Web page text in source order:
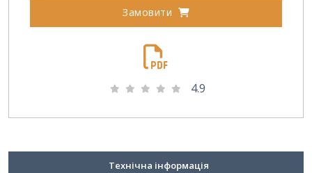
Замовити
4.9
Технічна інформація